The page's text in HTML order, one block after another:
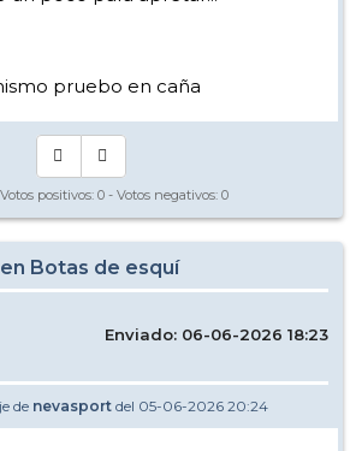
pruebo en caña
positivos: 0 - Votos negativos: 0
Botas de esquí
Enviado: 06-06-2026 18:23
de nevasport del 05-06-2026 20:24